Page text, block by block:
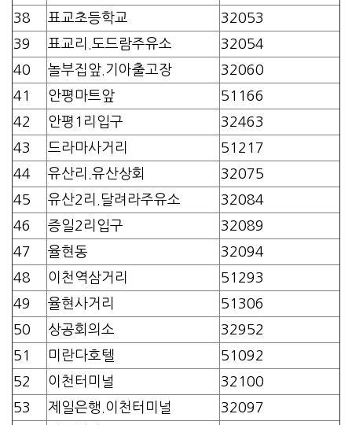
38
표교초등학교
32053
39
표교리.도드람주유소
32054
40
놀부집앞.기아출고장
32060
41
안평마트앞
51166
42
안평1리입구
32463
43
드라마사거리
51217
44
유산리.유산상회
32075
45
유산2리.달려라주유소
32084
46
증일2리입구
32089
47
율현동
32094
48
이천역삼거리
51293
49
율현사거리
51306
50
상공회의소
32952
51
미란다호텔
51092
52
이천터미널
32100
53
제일은행.이천터미널
32097